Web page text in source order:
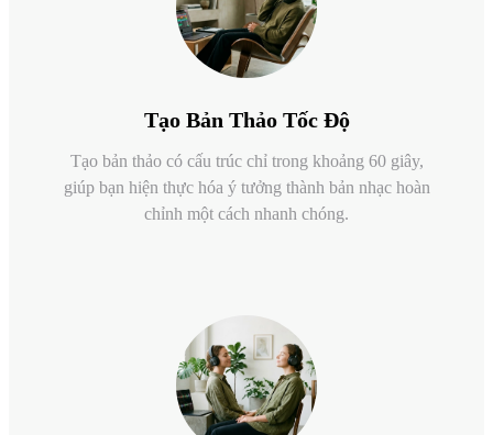
Tạo Bản Thảo Tốc Độ
Tạo bản thảo có cấu trúc chỉ trong khoảng 60 giây,
giúp bạn hiện thực hóa ý tưởng thành bản nhạc hoàn
chỉnh một cách nhanh chóng.